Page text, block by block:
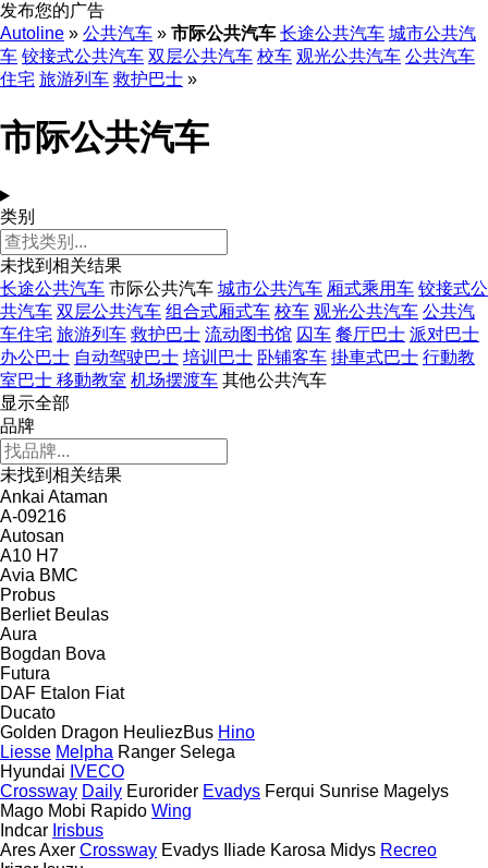
发布您的广告
Autoline » 公共汽车 » 市际公共汽车 长途公共汽车 城市公共汽
车 铰接式公共汽车 双层公共汽车 校车 观光公共汽车 公共汽车
住宅 旅游列车 救护巴士 »
市际公共汽车
类别
未找到相关结果
长途公共汽车 市际公共汽车 城市公共汽车 厢式乘用车 铰接式公
共汽车 双层公共汽车 组合式厢式车 校车 观光公共汽车 公共汽
车住宅 旅游列车 救护巴士 流动图书馆 囚车 餐厅巴士 派对巴士
办公巴士 自动驾驶巴士 培训巴士 卧铺客车 掛車式巴士 行動教
室巴士 移動教室 机场摆渡车 其他公共汽车
显示全部
品牌
未找到相关结果
Ankai Ataman
A-09216
Autosan
A10 H7
Avia BMC
Probus
Berliet Beulas
Aura
Bogdan Bova
Futura
DAF Etalon Fiat
Ducato
Golden Dragon HeuliezBus Hino
Liesse Melpha Ranger Selega
Hyundai IVECO
Crossway Daily Eurorider Evadys Ferqui Sunrise Magelys
Mago Mobi Rapido Wing
Indcar Irisbus
AresAxer Crossway Evadys Iliade Karosa Midys Recreo